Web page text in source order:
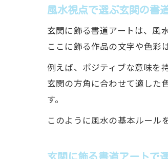
風水視点で選ぶ玄関の書
玄関に飾る書道アートは、風
ここに飾る作品の文字や色彩
例えば、ポジティブな意味を
玄関の方角に合わせて適した
す。
このように風水の基本ルール
玄関に飾る書道アートで